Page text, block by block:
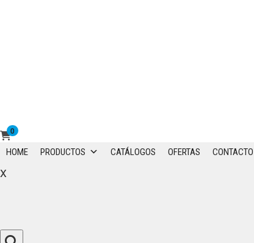
0
Primary
HOME PRODUCTOS CATÁLOGOS OFERTAS CONTACTO
x